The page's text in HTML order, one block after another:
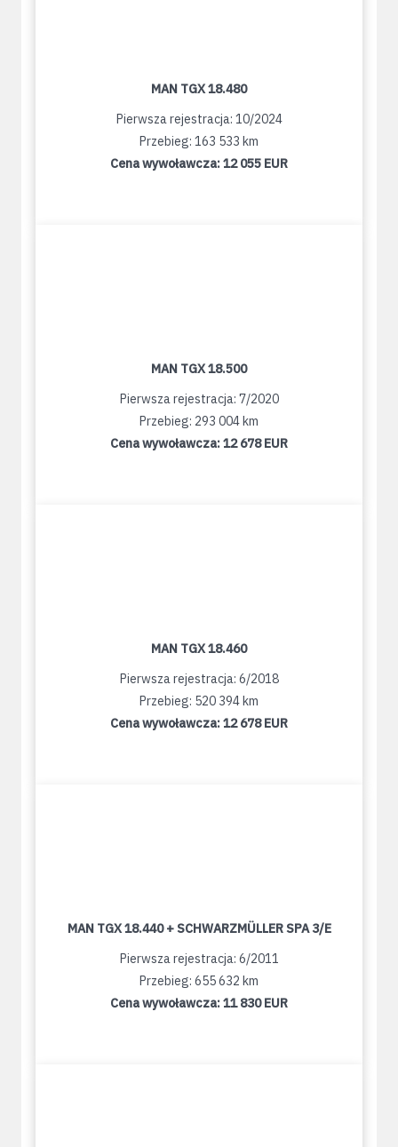
MAN TGX 18.480
Pierwsza rejestracja: 10/2024
Przebieg: 163 533 km
Cena wywoławcza:12 055 EUR
MAN TGX 18.500
Pierwsza rejestracja: 7/2020
Przebieg: 293 004 km
Cena wywoławcza:12 678 EUR
MAN TGX 18.460
Pierwsza rejestracja: 6/2018
Przebieg: 520 394 km
Cena wywoławcza:12 678 EUR
MAN TGX 18.440 + SCHWARZMÜLLER SPA 3/E
Pierwsza rejestracja: 6/2011
Przebieg: 655 632 km
Cena wywoławcza:11 830 EUR